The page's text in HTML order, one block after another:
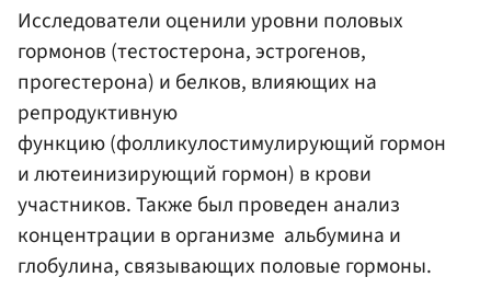
Исследователи оценили уровни половых
гормонов (тестостерона, эстрогенов,
прогестерона) и белков, влияющих на
репродуктивную
функцию (фолликулостимулирующий гормон
и лютеинизирующий гормон) в крови
участников. Также был проведен анализ
концентрации в организме альбумина и
глобулина, связывающих половые гормоны.